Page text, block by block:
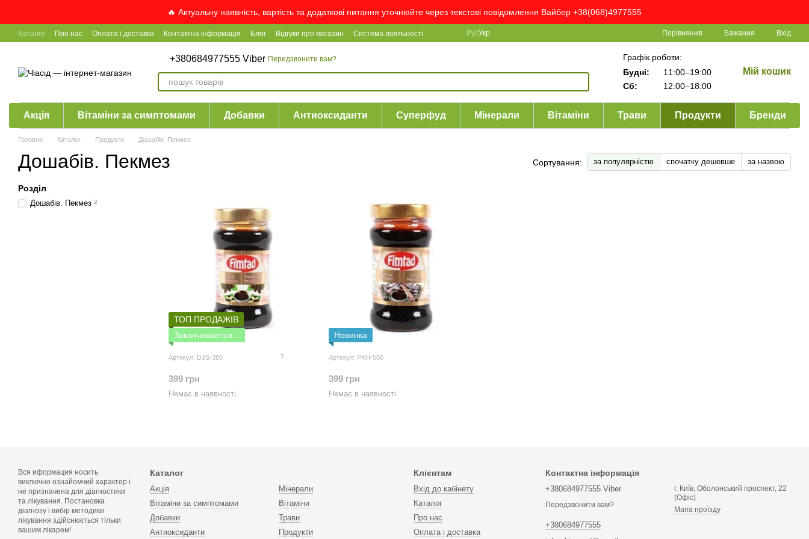
🔥 Актуальну наявність, вартість та додаткові питання уточнюйте через текстові повідомлення Вайбер +38(068)4977555
Каталог Про нас Оплата і доставка Контактна інформація Блог Відгуки про магазин Система лояльності РусУкр Порівняння Бажання Вхід
+380684977555 Viber Передзвонити вам?
Графік роботи:
Будні:
11:00–19:00
Сб:
12:00–18:00
Мій кошик
Акція Вітаміни за симптомами Добавки Антиоксиданти Суперфуд Мінерали Вітаміни Трави Продукти Бренди
Головна Каталог Продукти Дошабів. Пекмез
Дошабів. Пекмез Сортування: за популярністю спочатку дешевше за назвою
ТОП ПРОДАЖІВ
Заканчивается...
Артикул: DJS-380 7
399 грн
Немає в наявності
Новинка
Артикул: PKH-500
399 грн
Немає в наявності
Розділ
Дошабів. Пекмез 2
Вся иформация носить
виключно ознайомчий характер і
не призначена для діагностики
та лікування. Постановка
діагнозу і вибір методики
лікування здійснюється тільки
вашим лікарем!
Каталог
Акція
Вітаміни за симптомами
Добавки
Антиоксиданти
Мінерали
Вітаміни
Трави
Продукти
Клієнтам
Вхід до кабінету
Каталог
Про нас
Оплата і доставка
Контактна інформація
+380684977555 Viber
Передзвонити вам?
+380684977555
г. Київ, Оболонський проспект, 22
(Офіс)
Мапа проїзду